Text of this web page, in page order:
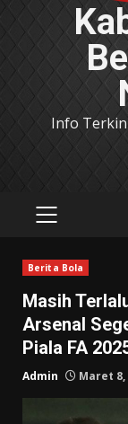
Info
PRIMARY
Berita Bola
Masih
Arsenal
Piala FA
Admin Maret 8,